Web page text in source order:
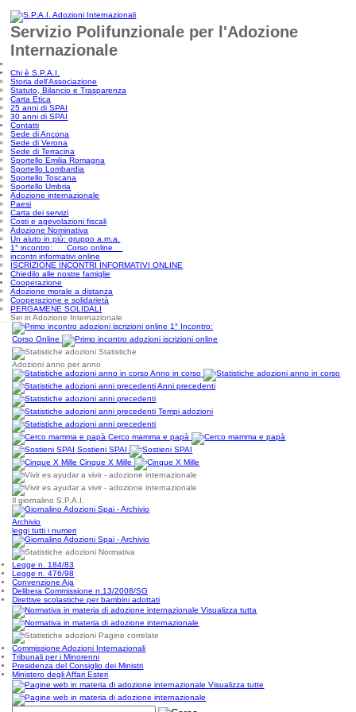
Servizio Polifunzionale per l'Adozione
Internazionale
Chi è S.P.A.I.
Storia dell'Associazione
Statuto, Bilancio e Trasparenza
Carta Etica
25 anni di SPAI
30 anni di SPAI
Contatti
Sede di Ancona
Sede di Verona
Sede di Terracina
Sportello Emilia Romagna
Sportello Lombardia
Sportello Toscana
Sportello Umbria
Adozione internazionale
Paesi
Carta dei servizi
Costi e agevolazioni fiscali
Adozione Nominativa
Un aiuto in più: gruppo a.m.a.
1° incontro: Corso online
incontri informativi online
ISCRIZIONE INCONTRI INFORMATIVI ONLINE
Chiedilo alle nostre famiglie
Cooperazione
Adozione morale a distanza
Cooperazione e solidarietà
PERGAMENE SOLIDALI
Sei in Adozione Internazionale
1° Incontro:
Corso Online
Statistiche
Adozioni anno per anno
Anno in corso
Anni precedenti
Tempi adozioni
Cerco mamma e papà
Sostieni SPAI
Cinque X Mille
Il giornalino S.P.A.I.
Archivio
leggi tutti i numeri
Normativa
Legge n. 184/83
Legge n. 476/98
Convenzione Aja
Delibera Commissione n.13/2008/SG
Direttive scolastiche per bambini adottati
Visualizza tutta
Pagine correlate
Commissione Adozioni Internazionali
Tribunali per i Minorenni
Presidenza del Consiglio dei Ministri
Ministero degli Affari Esteri
Visualizza tutte